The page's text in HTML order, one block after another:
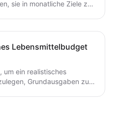
sie in monatliche Ziele zu
Lebensmittelbudget
um ein realistisches
Grundausgaben zu